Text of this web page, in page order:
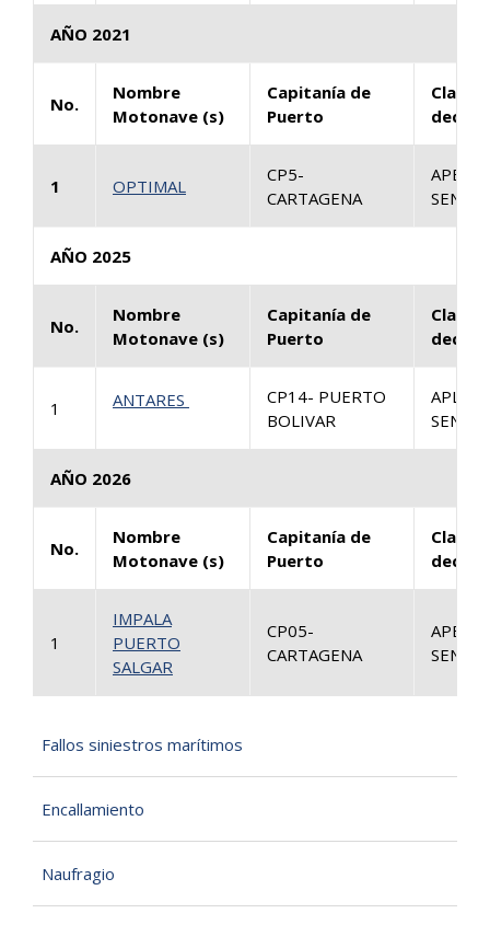
AÑO 2021
No.
Nombre
Motonave (s)
Capitanía de
Puerto
Clase
1 OPTIMAL
CP5-
CARTAGENA
AÑO 2025
No.
Nombre
Motonave (s)
Capitanía de
Puerto
Clase
1 ANTARES
CP14- PUERTO
BOLIVAR
AÑO 2026
No.
Nombre
Motonave (s)
Capitanía de
Puerto
Clase
1
IMPALA
PUERTO
SALGAR
CP05-
CARTAGENA
Fallos siniestros marítimos
Encallamiento
Naufragio